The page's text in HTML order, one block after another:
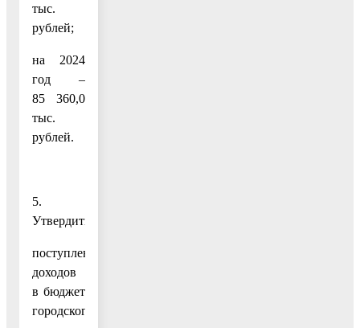
тыс.
рублей;
на 2024
год –
85 360,0
тыс.
рублей.
5.
Утвердить:
поступления
доходов
в бюджет
городского